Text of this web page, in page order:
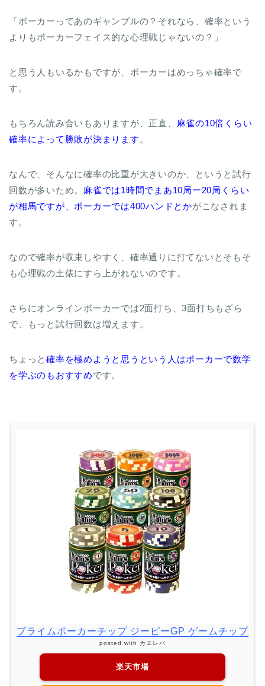
「ポーカーってあのギャンブルの？それなら、確率という
よりもポーカーフェイス的な心理戦じゃないの？」
と思う人もいるかもですが、ポーカーはめっちゃ確率で
す。
もちろん読み合いもありますが、正直、 麻雀の10倍くらい
確率によって勝敗が決まります 。
なんで、そんなに確率の比重が大きいのか、というと試行
回数が多いため。 麻雀では1時間でまあ10局ー20局くらい
が相馬ですが、ポーカーでは400ハンドとかがこなされま
す。
なので確率が収束しやすく、確率通りに打てないとそもそ
も心理戦の土俵にすら上がれないのです。
さらにオンラインポーカーでは2面打ち、3面打ちもざら
で、もっと試行回数は増えます。
ちょっと確率を極めようと思うという人はポーカーで数学
を学ぶのもおすすめです。
プライムポーカーチップ ジーピーGP ゲームチップ
posted with カエレバ
楽天市場